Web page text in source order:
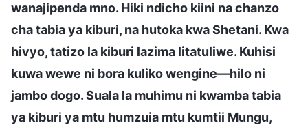
wanajipenda mno. Hiki ndicho kiini na chanzo
cha tabia ya kiburi, na hutoka kwa Shetani. Kwa
hivyo, tatizo la kiburi lazima litatuliwe. Kuhisi
kuwa wewe ni bora kuliko wengine—hilo ni
jambo dogo. Suala la muhimu ni kwamba tabia
ya kiburi ya mtu humzuia mtu kumtii Mungu,